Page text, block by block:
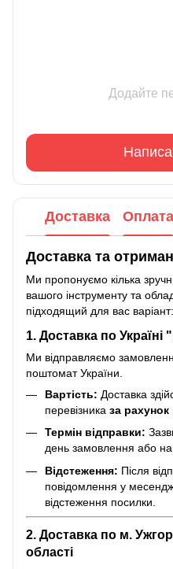
Додайте
Доставка Оплата
Доставка та
Ми пропонуємо кілька
вашого інструменту та
підходящий для вас варіант:
1. Доставка по
Ми відправляємо
поштомат України.
Вартість: Доставка
перевізника за рахунок
Термін відправки:
день замовлення або
Відстеження: Після
повідомлення у
відстеження посилки.
2. Доставка по м.
області